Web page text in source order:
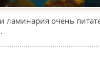
ламинария очень